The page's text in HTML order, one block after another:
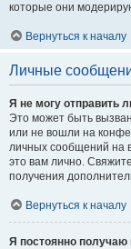
которые они
Вернуться к началу
Личные
Я не могу отправить
Это может быть
или не вошли на
личных сообщений на
это вам лично.
получения
Вернуться к началу
Я постоянно